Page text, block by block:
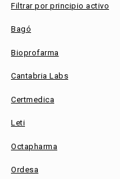
Filtrar por principio activo
Bagó
Bioprofarma
Cantabria Labs
Certmedica
Leti
Octapharma
Ordesa